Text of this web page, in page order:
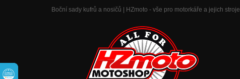
Boční sady kufrů a nosičů | HZmoto - vše pro motorkáře a jejich stroje